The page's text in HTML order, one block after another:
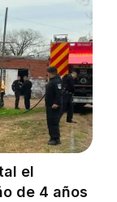
el
de 4 años